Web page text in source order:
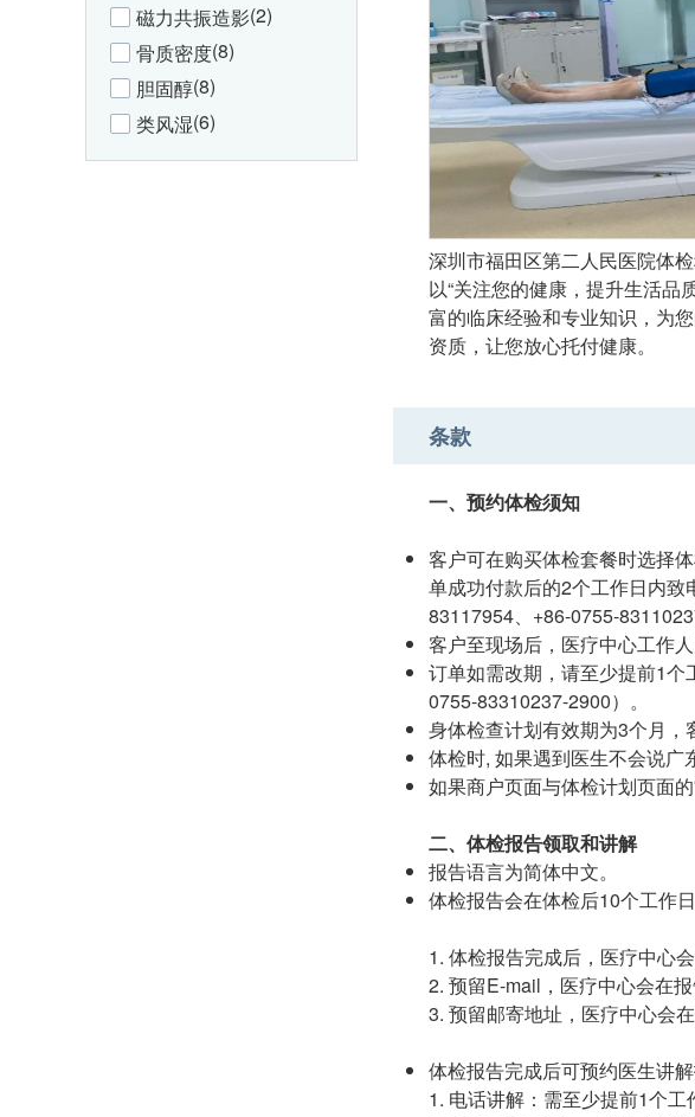
磁力共振造影(2)
骨质密度(8)
胆固醇(8)
类风湿(6)
深圳市福田区第二人民医院体
以“关注您的健康，提升生活品
富的临床经验和专业知识，为
资质，让您放心托付健康。
条款
一、预约体检须知
客户可在购买体检套餐时选择
单成功付款后的2个工作日内
83117954、+86-0755-
客户至现场后，医疗中心工作
订单如需改期，请至少提前1
0755-83310237-2900）。
身体检查计划有效期为3个月，
体检时, 如果遇到医生不会说广
如果商户页面与体检计划页面
二、体检报告领取和讲解
报告语言为简体中文。
体检报告会在体检后10个工作
1. 体检报告完成后，医疗中心
2. 预留E-mail，医疗中心会在
3. 预留邮寄地址，医疗中心会
体检报告完成后可预约医生讲
1. 电话讲解：需至少提前1个